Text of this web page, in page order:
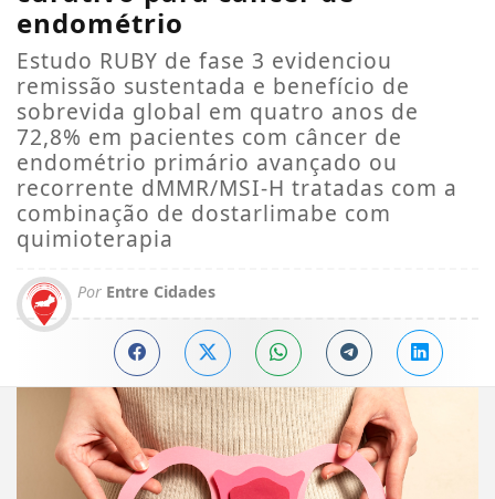
endométrio
Estudo RUBY de fase 3 evidenciou
remissão sustentada e benefício de
sobrevida global em quatro anos de
72,8% em pacientes com câncer de
endométrio primário avançado ou
recorrente dMMR/MSI-H tratadas com a
combinação de dostarlimabe com
quimioterapia
Por Entre Cidades